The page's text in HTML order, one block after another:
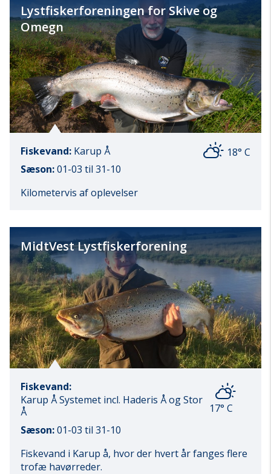
Lystfiskerforeningen for Skive og
Omegn
Fiskevand: Karup Å
18° C
Sæson:01-03 til 31-10
Kilometervis af oplevelser
MidtVest Lystfiskerforening
Fiskevand:
Karup Å Systemet incl. Haderis Å og Stor
Å
17° C
Sæson:01-03 til 31-10
Fiskevand i Karup å, hvor der hvert år fanges flere
trofæ havørreder.